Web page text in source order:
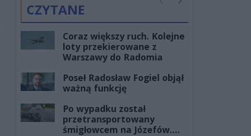
CZYTANE
PoprzednieNastępne
Coraz większy ruch. Kolejne
loty przekierowane z
Warszawy do Radomia
Poseł Radosław Fogiel objął
ważną funkcję
Po wypadku został
przetransportowany
śmigłowcem na Józefów.